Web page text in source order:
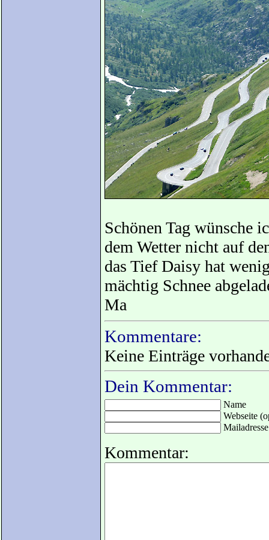
Schönen Tag wünsche
dem Wetter nicht auf
das Tief Daisy hat
mächtig Schnee
Ma
Kommentare:
Keine Einträge
Dein Kommentar:
Name
Webseite
Kommentar: